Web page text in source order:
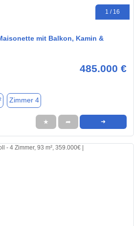
1 / 16
mit Balkon, Kamin &
485.000 €
Zimmer 4
★ ➦ ➜